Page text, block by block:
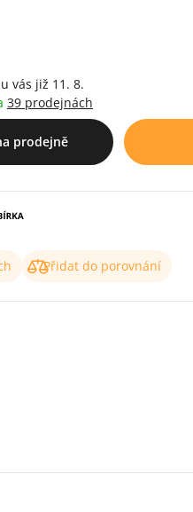
u vás již 11. 8.
39 prodejnách
prodejně
Přidat do porovnání